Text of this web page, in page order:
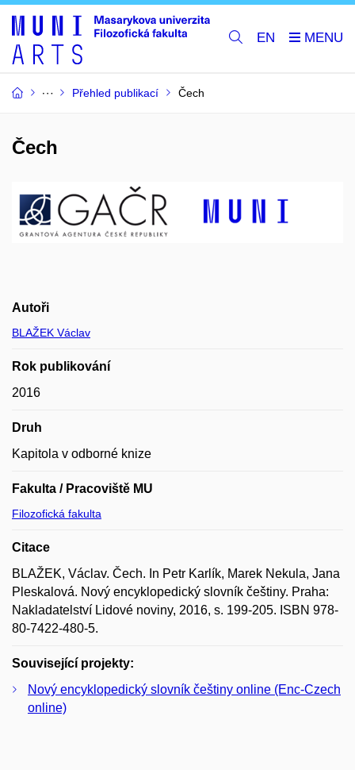
EN
Přehled publikací Čech
Čech
Autoři
BLAŽEK Václav
Rok publikování
2016
Druh
Kapitola v odborné knize
Fakulta / Pracoviště MU
Filozofická fakulta
Citace
BLAŽEK, Václav. Čech. In Petr Karlík, Marek Nekula, Jana
Pleskalová. Nový encyklopedický slovník češtiny. Praha:
Nakladatelství Lidové noviny, 2016, s. 199-205. ISBN 978-
80-7422-480-5.
Související projekty:
Nový encyklopedický slovník češtiny online (Enc-Czech
online)